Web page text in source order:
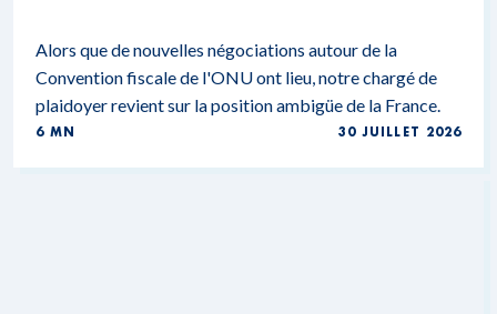
Alors que de nouvelles négociations autour de la
Convention fiscale de l'ONU ont lieu, notre chargé de
plaidoyer revient sur la position ambigüe de la France.
6 MN 30 JUILLET 2026